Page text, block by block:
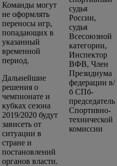
Команды могут
не оформлять
переносы игр,
попадающих в
указанный
временной
период.
Дальнейшие
решения о
чемпионате и
кубках сезона
2019/2020 будут
зависеть от
ситуации в
стране и
постановлений
органов власти.